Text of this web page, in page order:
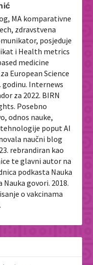
MA komparativne
zdravstvena
posjeduje
i Health metrics
medicine
European Science
godinu. Internews
za 2022. BIRN
Posebno
odnos nauke,
poput AI
naučni blog
rebrandiran kao
te glavni autor na
podkasta Nauka
govori. 2018.
o vakcinama